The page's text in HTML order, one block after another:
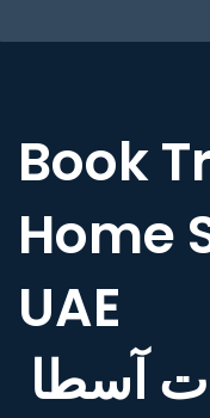
Book
Home
UAE
آسطا